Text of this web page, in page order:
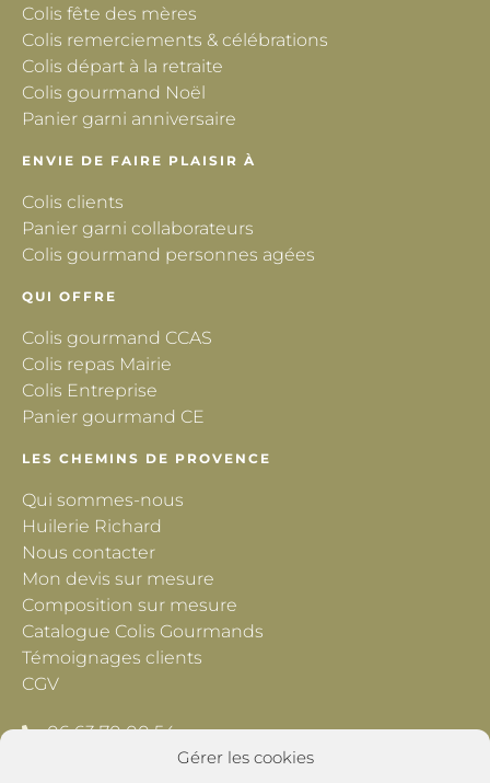
Gérer les cookies
Colis fête des mères
Colis remerciements & célébrations
Colis départ à la retraite
Colis gourmand Noël
Panier garni anniversaire
ENVIE DE FAIRE PLAISIR À
Colis clients
Panier garni collaborateurs
Colis gourmand personnes agées
QUI OFFRE
Colis gourmand CCAS
Colis repas Mairie
Colis Entreprise
Panier gourmand CE
LES CHEMINS DE PROVENCE
Qui sommes-nous
Huilerie Richard
Nous contacter
Mon devis sur mesure
Composition sur mesure
Catalogue Colis Gourmands
Témoignages clients
CGV
06 63 70 00 54
contact@lescheminsdeprovence.com